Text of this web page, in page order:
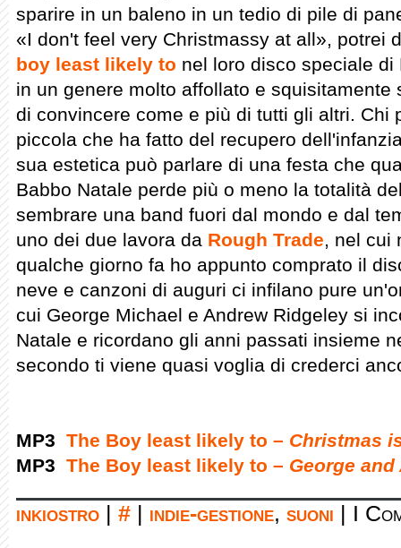
sparire in un baleno in un tedio di pile di
«I don't feel very Christmassy at all», potrei
boy least likely to nel loro disco speciale
in un genere molto affollato e
di convincere come e più di tutti gli altri. Chi
piccola che ha fatto del recupero
sua estetica può parlare di una festa che
Babbo Natale perde più o meno la totalità
sembrare una band fuori dal mondo e dal
uno dei due lavora da Rough Trade, nel cui
qualche giorno fa ho appunto comprato il
neve e canzoni di auguri ci infilano pure
cui George Michael e Andrew Ridgeley si
Natale e ricordano gli anni passati insieme
secondo ti viene quasi voglia di crederci
MP3 The Boy least likely to – Christmas
MP3 The Boy least likely to – George and
inkiostro # indie-gestione, suoni I